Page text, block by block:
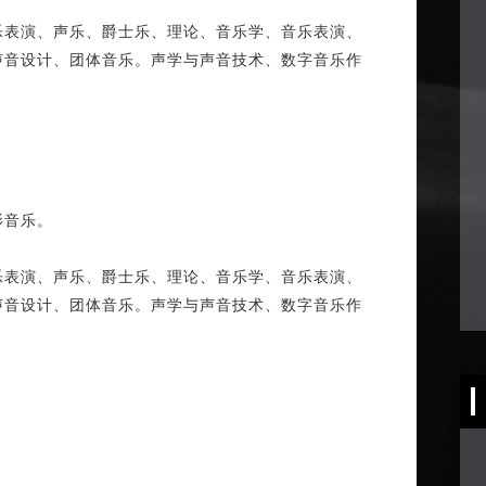
演、声乐、爵士乐、理论、音乐学、音乐表演、
设计、团体音乐。声学与声音技术、数字音乐作
乐。
演、声乐、爵士乐、理论、音乐学、音乐表演、
设计、团体音乐。声学与声音技术、数字音乐作